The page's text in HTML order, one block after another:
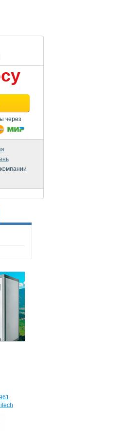
через